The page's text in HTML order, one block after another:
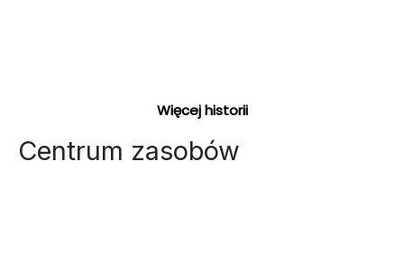
Więcej historii
Centrum zasobów